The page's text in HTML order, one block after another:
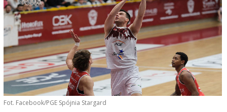
Fot. Facebook/PGE Spójnia Stargard